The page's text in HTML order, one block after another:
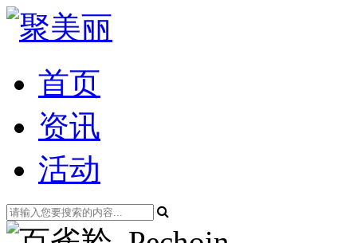
首页
资讯
活动